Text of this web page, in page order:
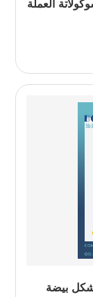
العملة
شكل بيضة